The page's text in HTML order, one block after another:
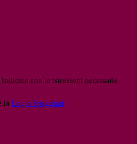
con le istruzioni necessarie.
la Login Spaggiari